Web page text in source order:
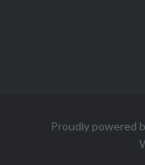
Proudly powered